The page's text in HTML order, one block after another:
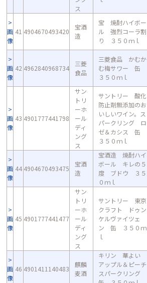
ス
画
像
41 4904670493420
宝酒
造
宝 焼酎ハイボー
ル 強烈コーラ割
り ３５０ｍｌ
画
像
42 4962840968734
三菱
食品
三菱食品 かむか
む梅サワー 缶
３５０ｍｌ
画
像
43 4901777441798
サン
トリ
ーホ
ール
ディ
ング
ス
サントリー 酸化
防止剤無添加のお
いしいワイン。ス
パークリング ロ
ゼ＆カシス 缶
３５０ｍｌ
画
像
44 4904670493475
宝酒
造
宝酒造 焼酎ハイ
ボール キレの５
度 ブドウ ３５
０ｍｌ
画
像
45 4901777441477
サン
トリ
ーホ
ール
ディ
ング
ス
サントリー 東京
クラフト ドゥン
ケルヴァイツェ
ン 缶 ３５０ｍ
ｌ
画
像
46 4901411140483
麒麟
麦酒
キリン 華よい
アップル＆ピーチ
スパークリング